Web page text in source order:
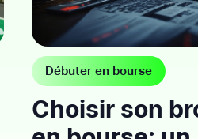
Débuter en bourse
Choisir son